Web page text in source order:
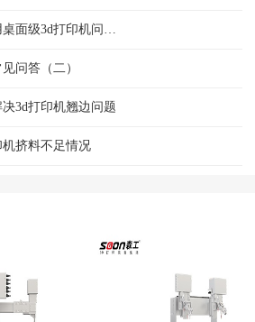
问答（二）
3d打印机翘边问题
挤料不足情况